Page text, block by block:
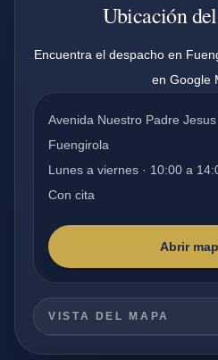
Ubicación
Encuentra el despacho en
en Google
Avenida Nuestro Padre
Fuengirola
Lunes a viernes · 10:00 a
Con cita
Abrir
VISTA DEL MAPA